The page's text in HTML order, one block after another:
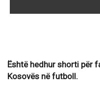
Është hedhur shorti për
Kosovës në futboll.